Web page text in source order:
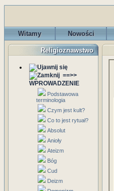
Witamy Nowości
Religioznawstwo
==>>
WPROWADZENIE
Podstawowa
terminologia
Czym jest kult?
Co to jest rytuał?
Absolut
Anioły
Ateizm
Bóg
Cud
Deizm